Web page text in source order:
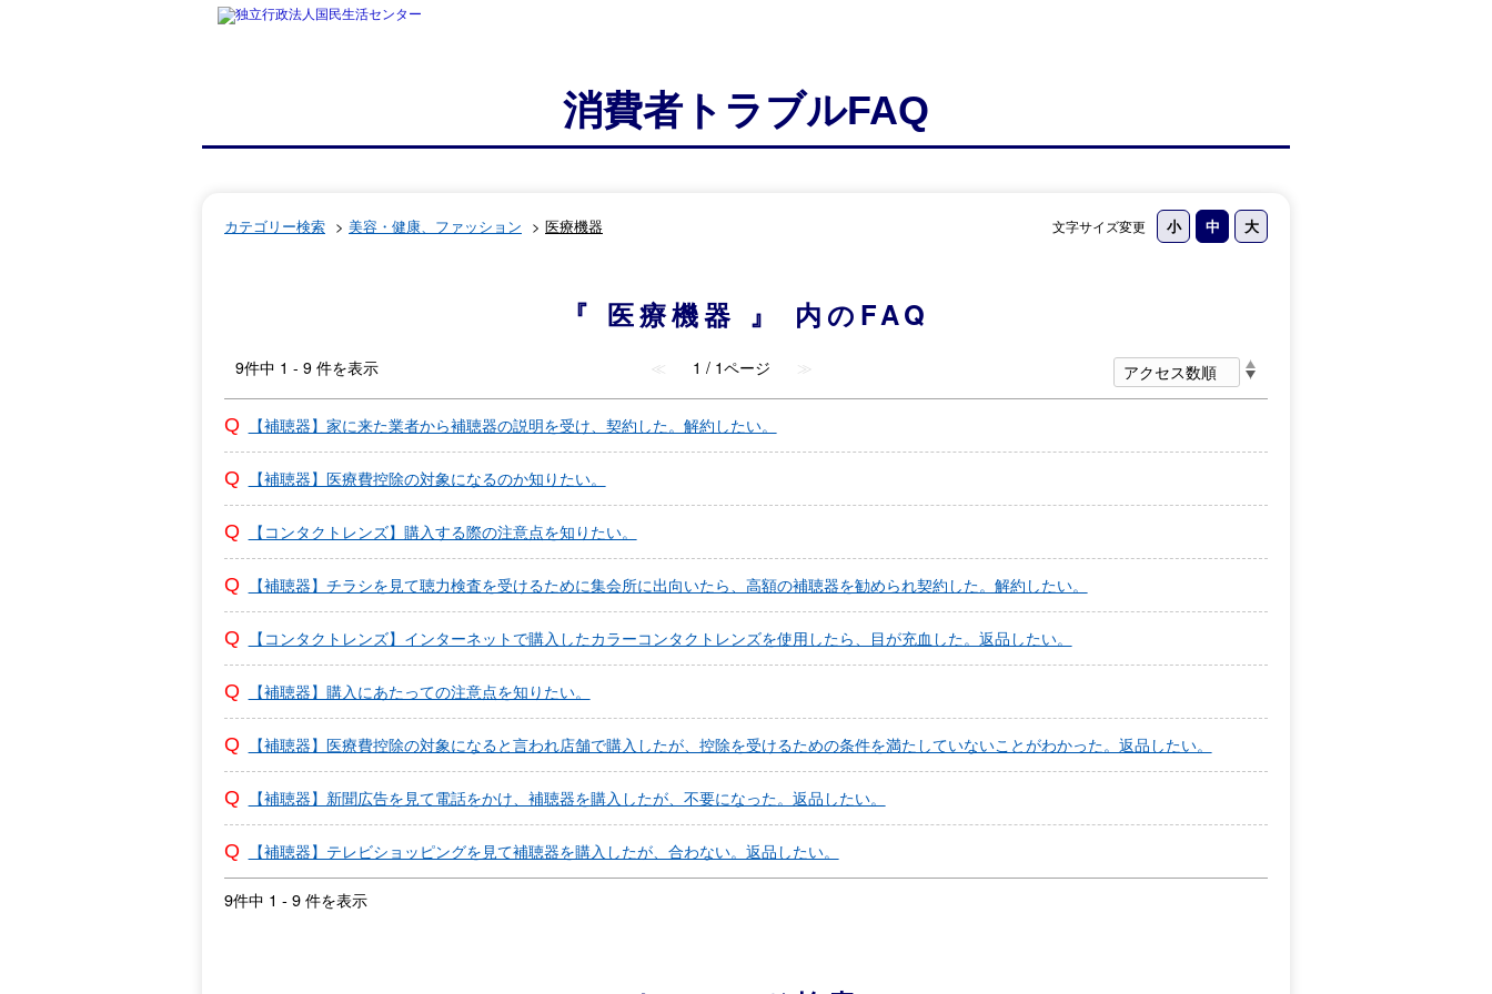
消費者トラブルFAQ
文字サイズ変更
カテゴリー検索 > 美容・健康、ファッション > 医療機器
『 医療機器 』 内のFAQ
9件中 1 - 9 件を表示 ≪ 1 / 1ページ ≫
【補聴器】家に来た業者から補聴器の説明を受け、契約した。解約したい。
【補聴器】医療費控除の対象になるのか知りたい。
【コンタクトレンズ】購入する際の注意点を知りたい。
【補聴器】チラシを見て聴力検査を受けるために集会所に出向いたら、高額の補聴器を勧められ契約した。解約したい。
【コンタクトレンズ】インターネットで購入したカラーコンタクトレンズを使用したら、目が充血した。返品したい。
【補聴器】購入にあたっての注意点を知りたい。
【補聴器】医療費控除の対象になると言われ店舗で購入したが、控除を受けるための条件を満たしていないことがわかった。返品したい。
【補聴器】新聞広告を見て電話をかけ、補聴器を購入したが、不要になった。返品したい。
【補聴器】テレビショッピングを見て補聴器を購入したが、合わない。返品したい。
9件中 1 - 9 件を表示